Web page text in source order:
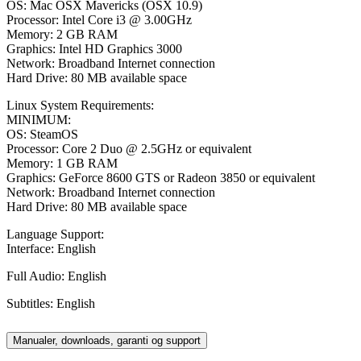
OS: Mac OSX Mavericks (OSX 10.9)
Processor: Intel Core i3 @ 3.00GHz
Memory: 2 GB RAM
Graphics: Intel HD Graphics 3000
Network: Broadband Internet connection
Hard Drive: 80 MB available space
Linux System Requirements:
MINIMUM:
OS: SteamOS
Processor: Core 2 Duo @ 2.5GHz or equivalent
Memory: 1 GB RAM
Graphics: GeForce 8600 GTS or Radeon 3850 or equivalent
Network: Broadband Internet connection
Hard Drive: 80 MB available space
Language Support:
Interface: English
Full Audio: English
Subtitles: English
Manualer, downloads, garanti og support